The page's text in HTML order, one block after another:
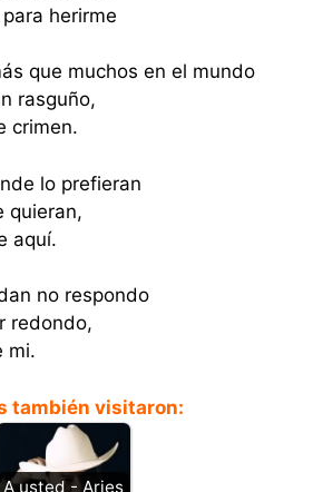
herirme
que muchos en el mundo
rasguño,
crimen.
lo prefieran
quieran,
aquí.
no respondo
redondo,
mi.
también visitaron:
A usted - Aries